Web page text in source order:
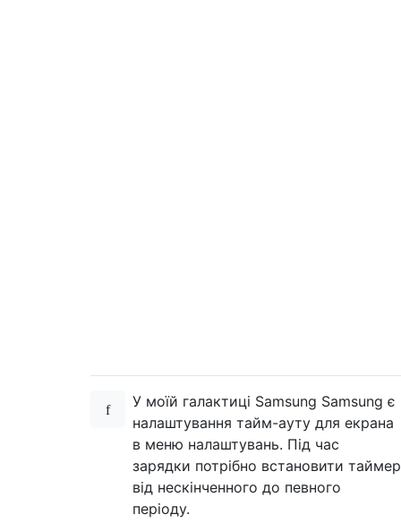
У моїй галактиці Samsung Samsung є
налаштування тайм-ауту для екрана
в меню налаштувань. Під час
зарядки потрібно встановити таймер
від нескінченного до певного
періоду.